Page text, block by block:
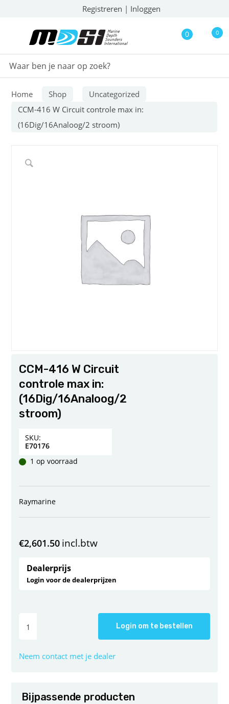
Registreren | Inloggen
0 0
Home Shop
Uncategorized
CCM-416 W Circuit controle max in:
(16Dig/16Analoog/2 stroom)
CCM-416 W Circuit
controle max in:
(16Dig/16Analoog/2
stroom)
SKU:
E70176
1 op voorraad
Raymarine
€2,601.50 incl.btw
Dealerprijs
Login voor de dealerprijzen
Login om te bestellen
Neem contact met je dealer
Bijpassende producten